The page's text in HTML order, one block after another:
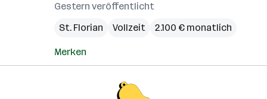
Gestern veröffentlicht
St. Florian
Vollzeit 2.100 € monatlich
Merken